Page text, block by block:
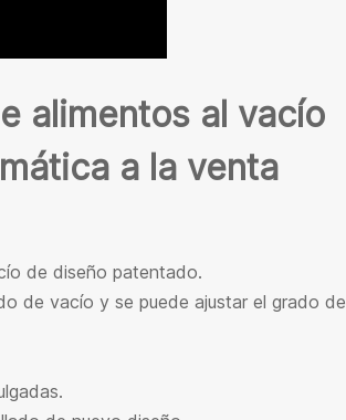
alimentos al vacío
a la venta
de diseño patentado.
de vacío y se puede ajustar el grado de